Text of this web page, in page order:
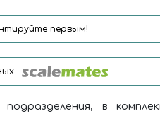
первым!
в